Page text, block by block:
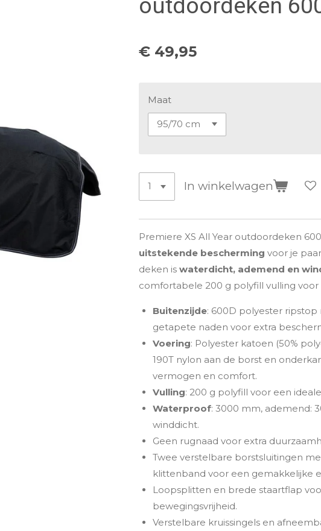
outdoordeken
€ 49,95
Maat
In winkelwagen
Premiere XS All Year outdoordeken
uitstekende bescherming voor je
deken is waterdicht, ademend en
comfortabele 200 g polyfill vulling voor
Buitenzijde: 600D polyester
getapete naden voor extra
Voering: Polyester katoen (50%
190T nylon aan de borst en
vermogen en comfort.
Vulling: 200 g polyfill voor een
Waterproof: 3000 mm, ademend:
winddicht.
Geen rugnaad voor extra
Twee verstelbare borstsluitingen
klittenband voor een gemakkelijke
Loopsplitten en brede staartflap
bewegingsvrijheid.
Verstelbare kruissingels en